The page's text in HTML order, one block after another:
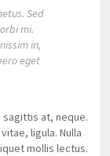
Sed
mi.
in,
eget
at, neque.
ligula. Nulla
mollis lectus.